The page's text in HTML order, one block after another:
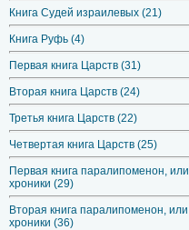
Книга Судей израилевых (21)
Книга Руфь (4)
Первая книга Царств (31)
Вторая книга Царств (24)
Третья книга Царств (22)
Четвертая книга Царств (25)
Первая книга паралипоменон, или
хроники (29)
Вторая книга паралипоменон, или
хроники (36)